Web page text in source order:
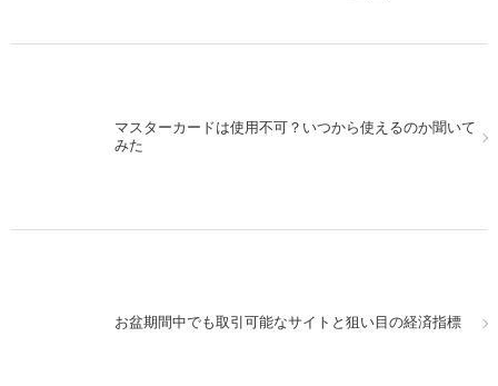
マスターカードは使用不可？いつから使えるのか聞いて
みた
お盆期間中でも取引可能なサイトと狙い目の経済指標